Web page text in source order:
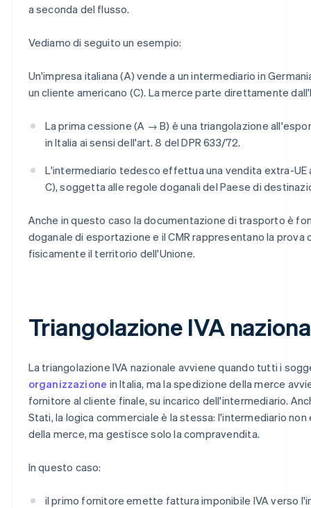
a seconda del flusso.
Vediamo di seguito un esempio:
Un'impresa italiana (A) vende a un intermediario in
un cliente americano (C). La merce parte direttamente
La prima cessione (A → B) è una triangolazione
in Italia ai sensi dell'art. 8 del DPR 633/72.
L'intermediario tedesco effettua una vendita extra-UE
C), soggetta alle regole doganali del Paese di
Anche in questo caso la documentazione di trasporto è
doganale di esportazione e il CMR rappresentano la prova
fisicamente il territorio dell'Unione.
Triangolazione IVA
La triangolazione IVA nazionale avviene quando tutti i
organizzazione in Italia, ma la spedizione della merce
fornitore al cliente finale, su incarico dell'intermediario.
Stati, la logica commerciale è la stessa: l'intermediario
della merce, ma gestisce solo la compravendita.
In questo caso:
il primo fornitore emette fattura imponibile IVA verso